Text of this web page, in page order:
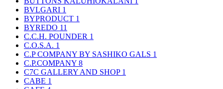
BVLGARI 1
BYPRODUCT 1
BYREDO 11
C.C.H. POUNDER 1
C.O.S.A. 1
C.P COMPANY BY SASHIKO GALS 1
C.P.COMPANY 8
C7C GALLERY AND SHOP 1
CABE 1